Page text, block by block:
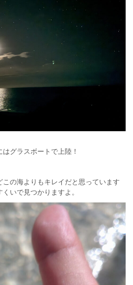
グラスボートで上陸！
この海よりもキレイだと思っています
いで見つかりますよ。